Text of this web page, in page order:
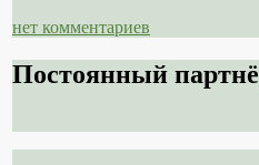
нет комментариев
Постоянный